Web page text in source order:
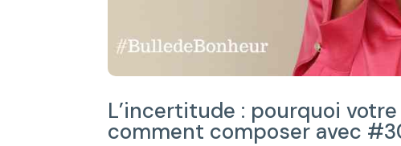
L’incertitude : pourquoi
comment composer avec